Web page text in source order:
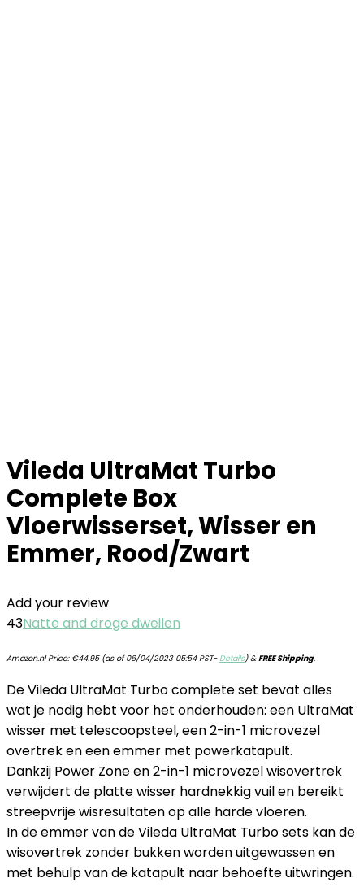
Vileda UltraMat Turbo
Complete Box
Vloerwisserset, Wisser en
Emmer, Rood/Zwart
Add your review
43Natte and droge dweilen
Amazon.nl Price: €44.95(as of 06/04/2023 05:54 PST- Details)&FREE Shipping.
De Vileda UltraMat Turbo complete set bevat alles
wat je nodig hebt voor het onderhouden: een UltraMat
wisser met telescoopsteel, een 2-in-1 microvezel
overtrek en een emmer met powerkatapult.
Dankzij Power Zone en 2-in-1 microvezel wisovertrek
verwijdert de platte wisser hardnekkig vuil en bereikt
streepvrije wisresultaten op alle harde vloeren.
In de emmer van de Vileda UltraMat Turbo sets kan de
wisovertrek zonder bukken worden uitgewassen en
met behulp van de katapult naar behoefte uitwringen.